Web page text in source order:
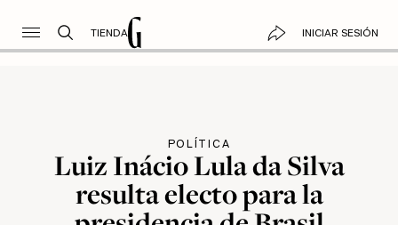
TIENDA INICIAR SESIÓN
POLÍTICA
Luiz Inácio Lula da Silva
resulta electo para la